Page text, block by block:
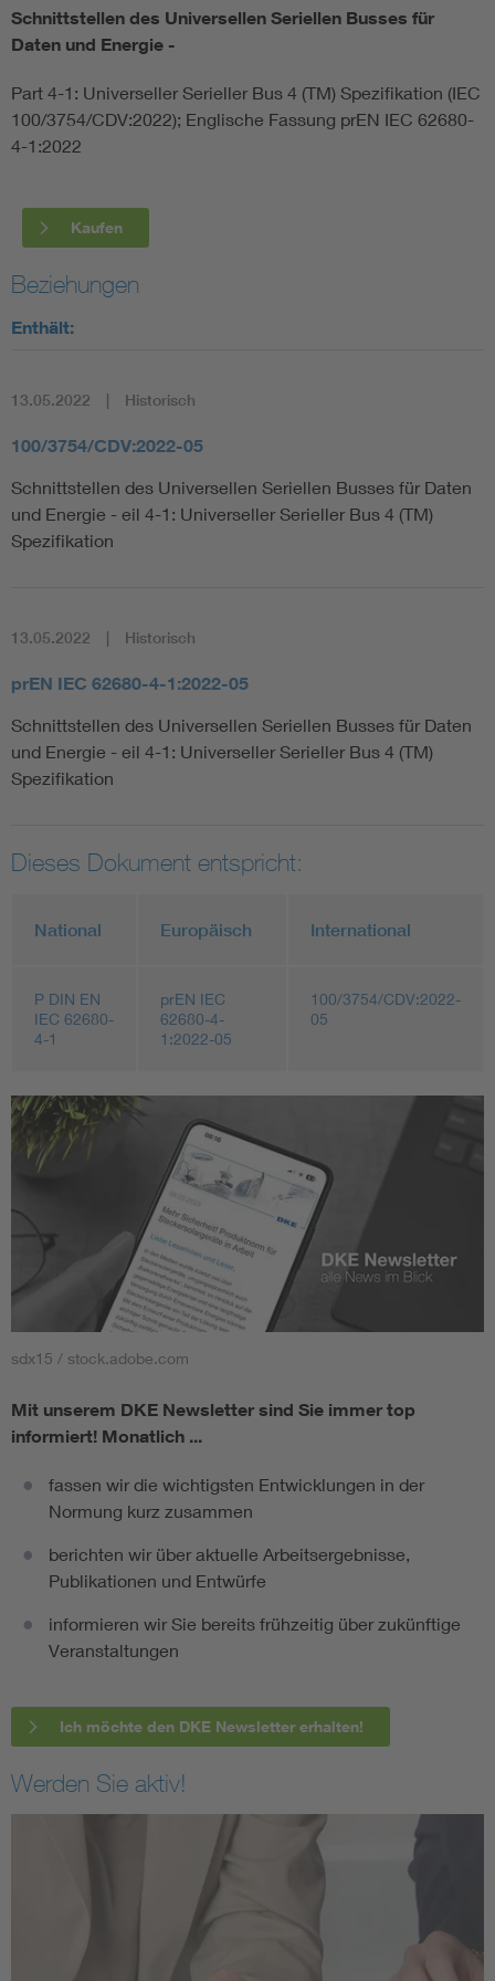
Smart Cities
DKE Fachinformationen im Kontext der Normung
Circular Economy für mehr Ressourceneffizienz
Cybersecurity in der Industrieautomatisierung
Elektrofachkraft (EFK)
Schnittstellen des Universellen Seriellen Busses für
Daten und Energie -
Part 4-1: Universeller Serieller Bus 4 (TM) Spezifikation (IEC
100/3754/CDV:2022); Englische Fassung prEN IEC 62680-
4-1:2022
Kaufen
Beziehungen
Enthält:
13.05.2022 Historisch
100/3754/CDV:2022-05
Schnittstellen des Universellen Seriellen Busses für Daten
und Energie - eil 4-1: Universeller Serieller Bus 4 (TM)
Spezifikation
13.05.2022 Historisch
prEN IEC 62680-4-1:2022-05
Schnittstellen des Universellen Seriellen Busses für Daten
und Energie - eil 4-1: Universeller Serieller Bus 4 (TM)
Spezifikation
Dieses Dokument entspricht:
National Europäisch International
P DIN EN
IEC 62680-
4-1
prEN IEC
62680-4-
1:2022-05
100/3754/CDV:2022-
05
sdx15 / stock.adobe.com
Mit unserem DKE Newsletter sind Sie immer top
informiert! Monatlich ...
fassen wir die wichtigsten Entwicklungen in der
Normung kurz zusammen
berichten wir über aktuelle Arbeitsergebnisse,
Publikationen und Entwürfe
informieren wir Sie bereits frühzeitig über zukünftige
Veranstaltungen
Ich möchte den DKE Newsletter erhalten!
Werden Sie aktiv!